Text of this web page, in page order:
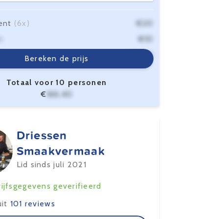
Bereken de prijs
(6x)
€20
€10
€6,40
Totaal voor 10 personen
€ 166,40
Driessen
Smaakvermaak
Lid sinds juli 2021
geverifieerd
101 reviews